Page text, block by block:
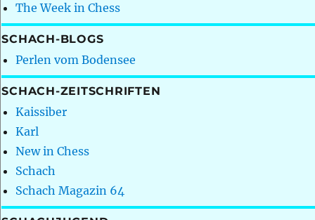
The Week in Chess
SCHACH-BLOGS
Perlen vom Bodensee
SCHACH-ZEITSCHRIFTEN
Kaissiber
Karl
New in Chess
Schach
Schach Magazin 64